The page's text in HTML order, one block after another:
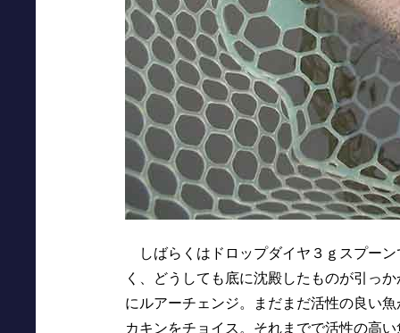
しばらくはドロップダイヤ３ｇスプー
く、どうしても底に沈殿したものが引っ
にルアーチェンジ。まだまだ活性の良い
カキンをチョイス。それまでで活性の高